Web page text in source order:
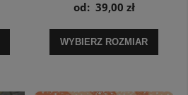
od: 39,00 zł
WYBIERZ ROZMIAR